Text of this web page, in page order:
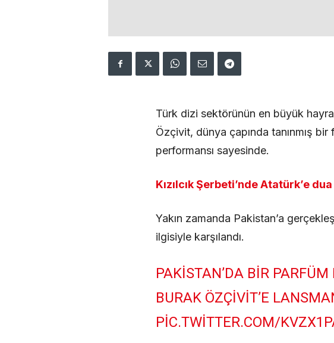
Türk dizi sektörünün en büyük
Özçivit, dünya çapında tanınmış
performansı sayesinde.
Kızılcık Şerbeti’nde Atatürk’e
Yakın zamanda Pakistan’a
ilgisiyle karşılandı.
PAKISTAN’DA BIR
BURAK ÖZÇIVIT’E
PIC.TWITTER.COM/